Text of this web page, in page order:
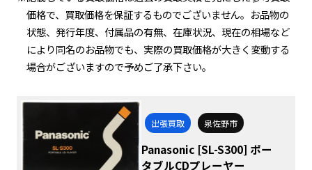
価格で、買取価格を保証するものでございません。お品物の
状態、発行年度、付属品の有無、在庫状況、現在の相場など
により同名のお品物でも、実際の買取価格が大きく変動する
場合がございますので予めご了承下さい。
出張買取 泉佐野市
Panasonic [SL-S300] ポー
タブルCDプレーヤー